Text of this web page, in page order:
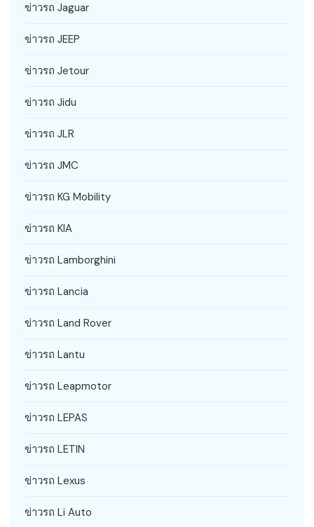
ข่าวรถ Jaguar
ข่าวรถ JEEP
ข่าวรถ Jetour
ข่าวรถ Jidu
ข่าวรถ JLR
ข่าวรถ JMC
ข่าวรถ KG Mobility
ข่าวรถ KIA
ข่าวรถ Lamborghini
ข่าวรถ Lancia
ข่าวรถ Land Rover
ข่าวรถ Lantu
ข่าวรถ Leapmotor
ข่าวรถ LEPAS
ข่าวรถ LETIN
ข่าวรถ Lexus
ข่าวรถ Li Auto